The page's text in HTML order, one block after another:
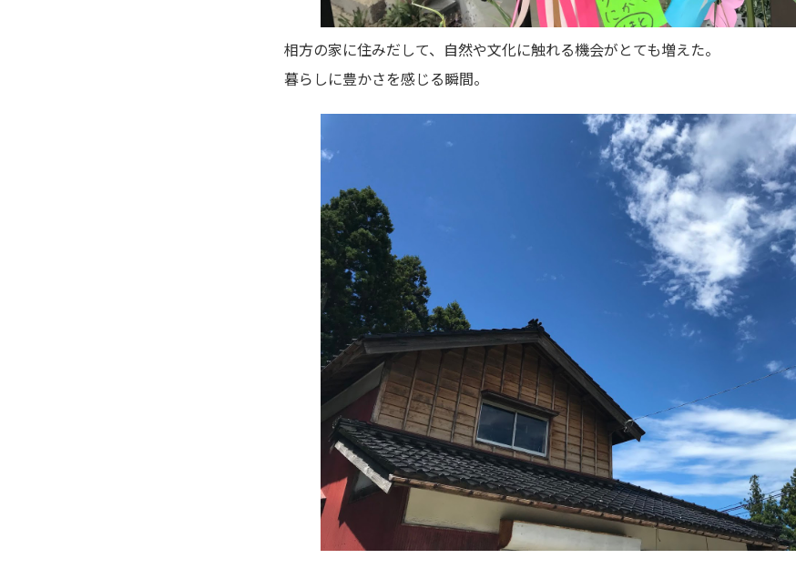
相方の家に住みだして、自然や文化に触れる機会がとても増えた。
暮らしに豊かさを感じる瞬間。